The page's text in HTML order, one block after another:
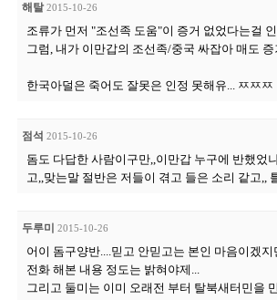
해탈 2015-10-26
조류가 먼저 "조선족 도움"이 증거 없었다는걸
그럼, 내가 이만갑의 조선족/중국 싸잡아 매도
한국아덜은 죽어도 잘못은 인정 못해유... ㅉㅉㅉ
점석 2015-10-26
돔도 다답한 사람이구만,,이만갑 누구에 반했었
고,,맞는말 절반은 저들이 겪고 들은 소리 같고,,
두루미 2015-10-26
어이 돔구양반....믿고 안믿고는 본인 마음이겠지
전화 해본 내용 정도는 밝혀야제...
그리고 둘미는 이미 오래전 부터 탈북새터민을